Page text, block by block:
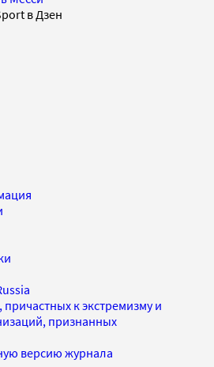
в Дзен
к экстремизму и
признанных
версию журнала